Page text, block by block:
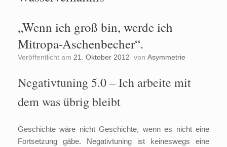
„Wenn ich groß bin, werde ich
Mitropa-Aschenbecher“.
Veröffentlicht am 21. Oktober 2012 von Asymmetrie
Negativtuning 5.0 – Ich arbeite mit
dem was übrig bleibt
Geschichte wäre nicht Geschichte, wenn es nicht eine
Fortsetzung gäbe. Negativtuning ist keineswegs eine